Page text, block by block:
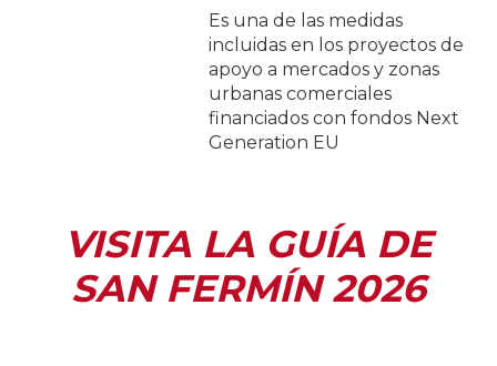
Es una de las medidas
incluidas en los proyectos de
apoyo a mercados y zonas
urbanas comerciales
financiados con fondos Next
Generation EU
VISITA LA GUÍA DE
SAN FERMÍN 2026